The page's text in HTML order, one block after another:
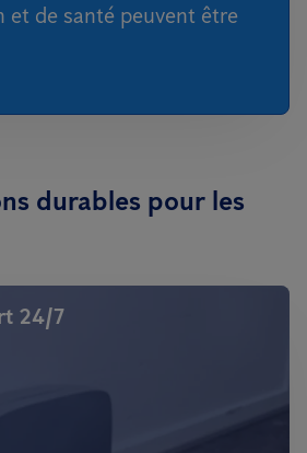
et de santé peuvent être
durables pour les
24/7